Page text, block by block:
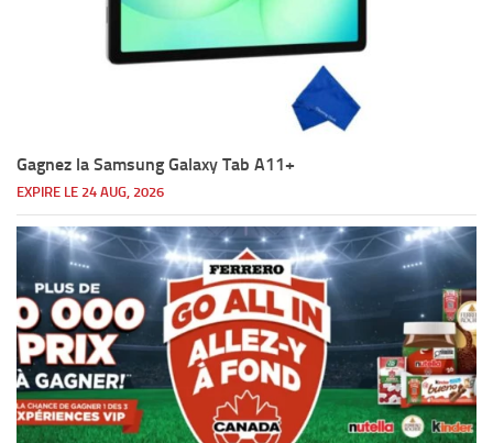
Gagnez la Samsung Galaxy Tab A11+
EXPIRE LE 24 AUG, 2026